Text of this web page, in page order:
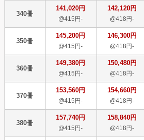
340冊
141,020円
@415円-
142,120円
@418円-
350冊
145,200円
@415円-
146,300円
@418円-
360冊
149,380円
@415円-
150,480円
@418円-
370冊
153,560円
@415円-
154,660円
@418円-
380冊
157,740円
@415円-
158,840円
@418円-